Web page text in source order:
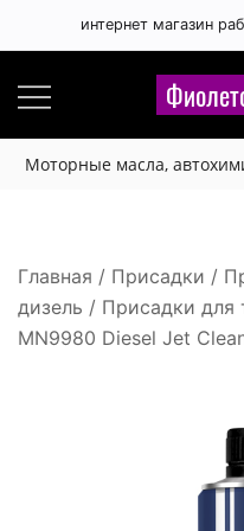
интернет магазин
Моторные масла,
Главная / Присадки /
дизель / Присадки для
MN9980 Diesel Jet
Правила публикации
этот товар.
Отзыв не
- набран латинскими
- содержит большое
орфографических и
- отзыв рекламного